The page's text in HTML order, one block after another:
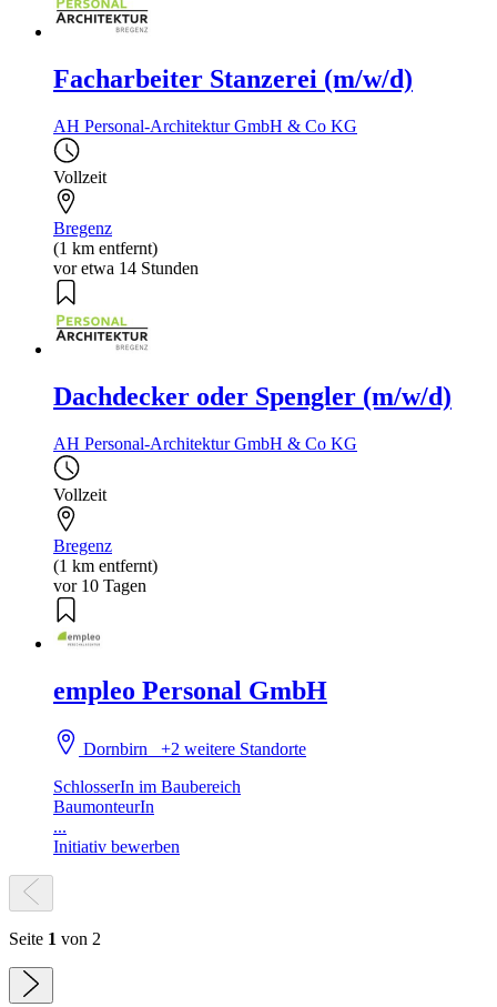
Facharbeiter Stanzerei (m/w/d)
AH Personal-Architektur GmbH & Co KG
Vollzeit
Bregenz
(1 km entfernt)
vor etwa 14 Stunden
Dachdecker oder Spengler (m/w/d)
AH Personal-Architektur GmbH & Co KG
Vollzeit
Bregenz
(1 km entfernt)
vor 10 Tagen
empleo Personal GmbH
Dornbirn+2 weitere Standorte
SchlosserIn im Baubereich
BaumonteurIn
...
Initiativ bewerben
Seite 1 von 2